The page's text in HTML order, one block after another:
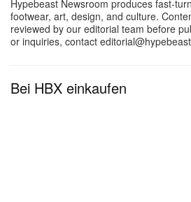
Bald ist Draft … wir haben noch
tun!pic.twitter.com/
Hypebeast Newsroom produces fast-
footwear, art, design, and culture.
reviewed by our editorial team before
or inquiries, contact
Bei HBX einkaufen